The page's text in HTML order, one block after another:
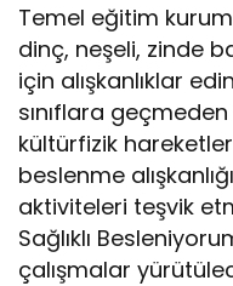
Temel eğitim
dinç, neşeli, zinde
için alışkanlıklar
sınıflara
kültürfizik hareketleri
beslenme
aktiviteleri teşvik
Sağlıklı
çalışmalar